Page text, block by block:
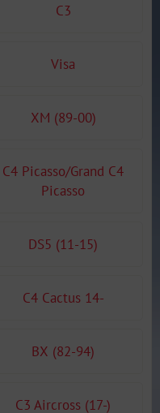
C3
Visa
XM (89-00)
C4 Picasso/Grand C4
Picasso
DS5 (11-15)
C4 Cactus 14-
BX (82-94)
C3 Aircross (17-)